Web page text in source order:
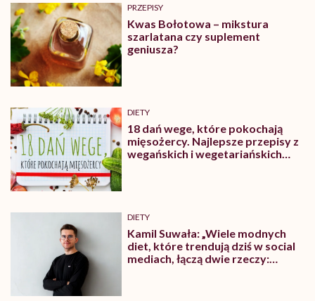
PRZEPISY
Kwas Bołotowa – mikstura
szarlatana czy suplement
geniusza?
DIETY
18 dań wege, które pokochają
mięsożercy. Najlepsze przepisy z
wegańskich i wegetariańskich
DIETY
Kamil Suwała: „Wiele modnych
diet, które trendują dziś w social
mediach, łączą dwie rzeczy: